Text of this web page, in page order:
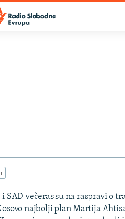
večeras su na raspravi o
najbolji plan Martija